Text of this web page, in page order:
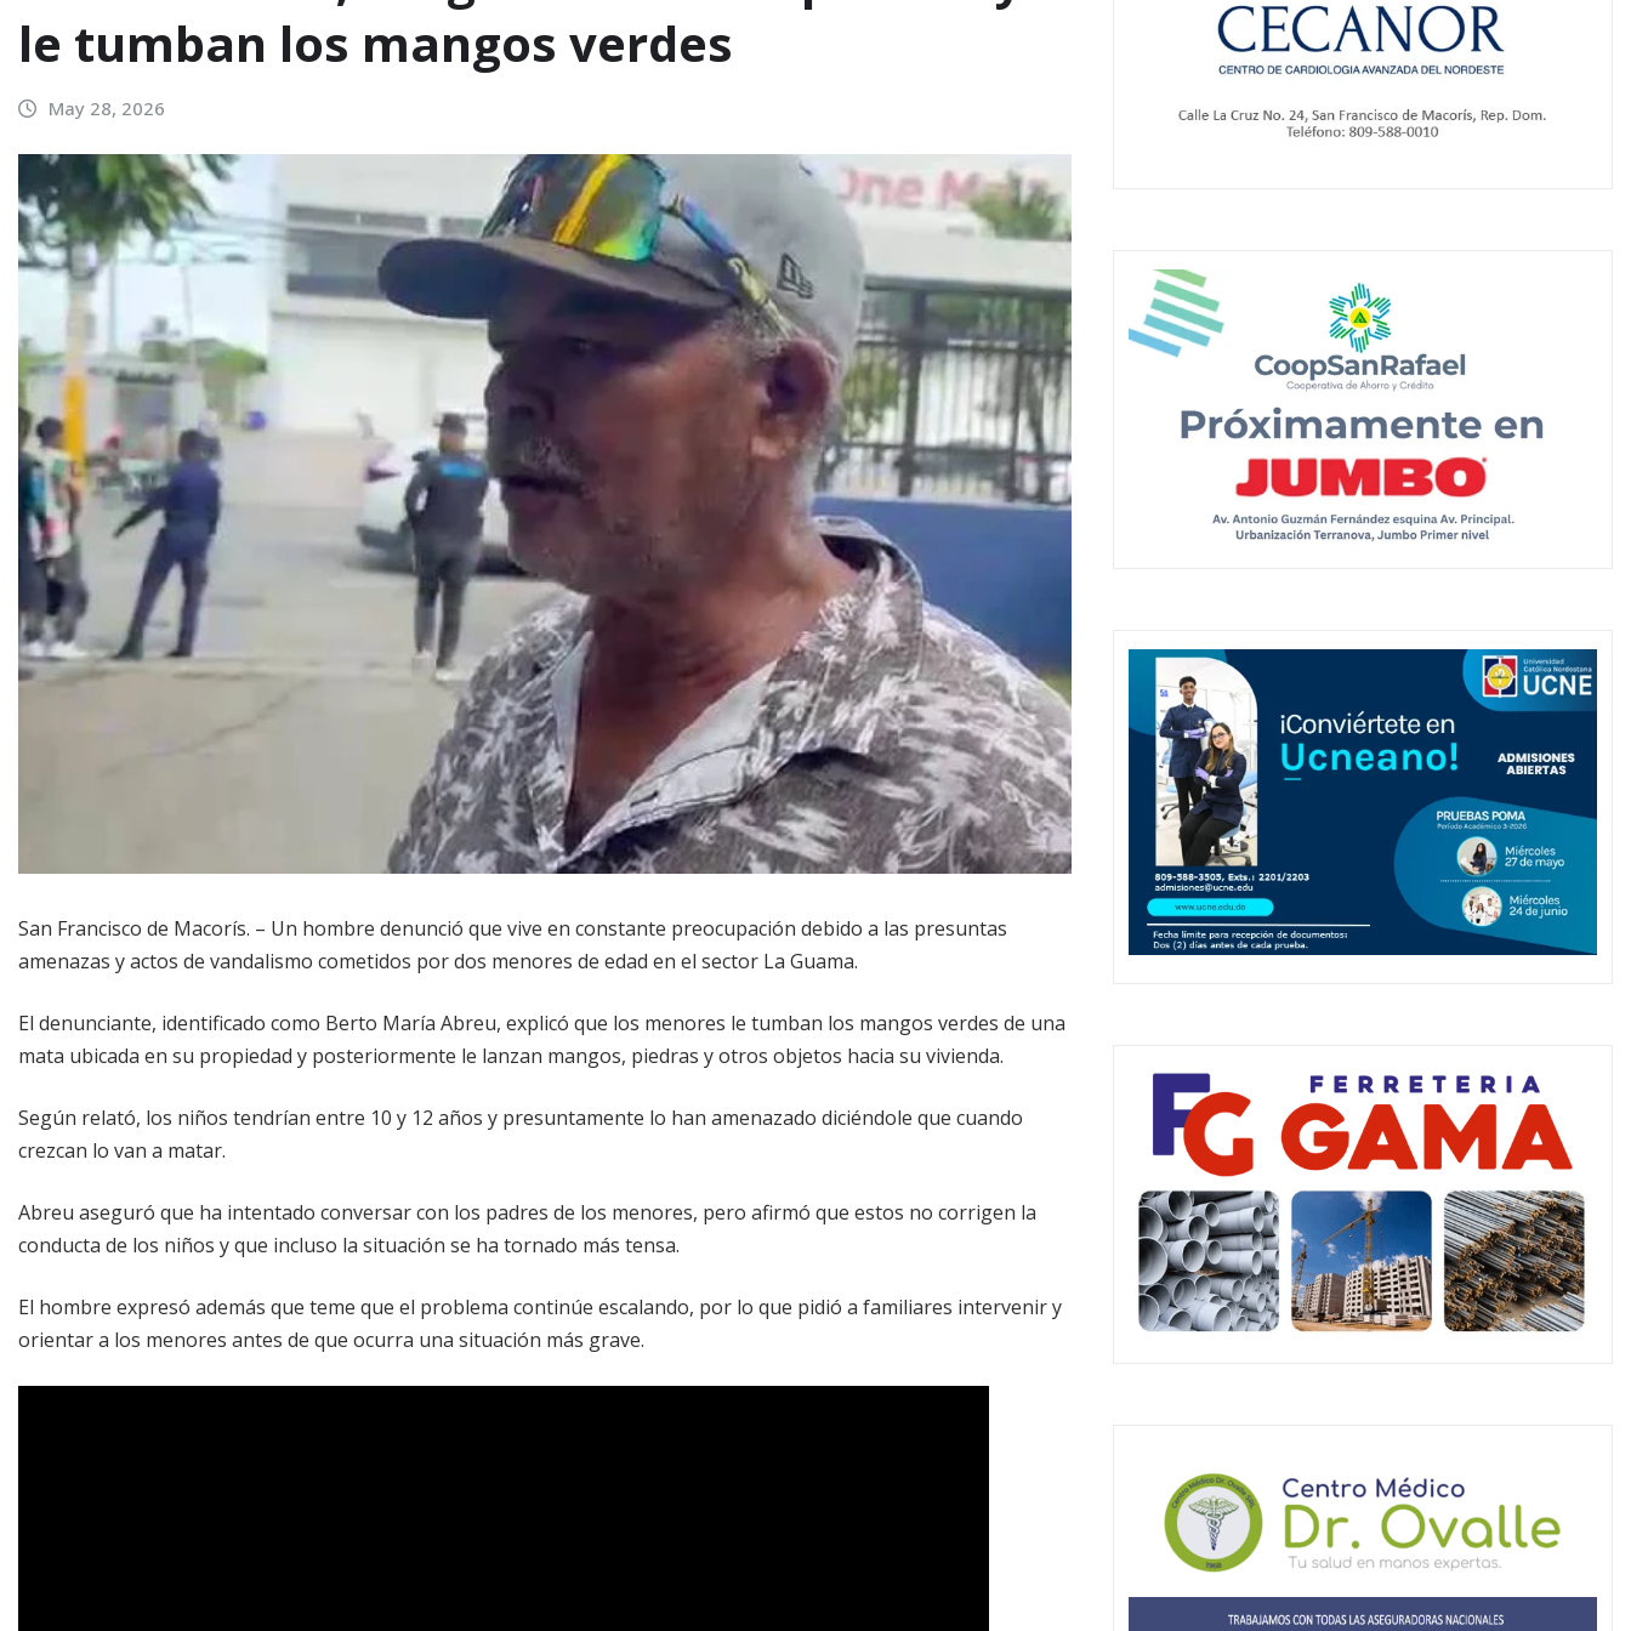
le tumban los mangos verdes
May 28, 2026
San Francisco de Macorís. – Un hombre denunció que vive en constante preocupación debido a las presuntas
amenazas y actos de vandalismo cometidos por dos menores de edad en el sector La Guama.
El denunciante, identificado como Berto María Abreu, explicó que los menores le tumban los mangos verdes de una
mata ubicada en su propiedad y posteriormente le lanzan mangos, piedras y otros objetos hacia su vivienda.
Según relató, los niños tendrían entre 10 y 12 años y presuntamente lo han amenazado diciéndole que cuando
crezcan lo van a matar.
Abreu aseguró que ha intentado conversar con los padres de los menores, pero afirmó que estos no corrigen la
conducta de los niños y que incluso la situación se ha tornado más tensa.
El hombre expresó además que teme que el problema continúe escalando, por lo que pidió a familiares intervenir y
orientar a los menores antes de que ocurra una situación más grave.